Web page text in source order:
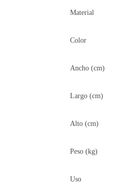
Material
Color
Ancho (cm)
Largo (cm)
Alto (cm)
Peso (kg)
Uso